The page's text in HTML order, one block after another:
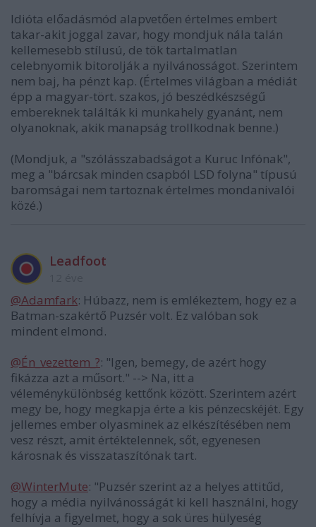
Idióta előadásmód alapvetően értelmes embert
takar-akit joggal zavar, hogy mondjuk nála talán
kellemesebb stílusú, de tök tartalmatlan
celebnyomik bitorolják a nyilvánosságot. Szerintem
nem baj, ha pénzt kap. (Értelmes világban a médiát
épp a magyar-tört. szakos, jó beszédkészségű
embereknek találták ki munkahely gyanánt, nem
olyanoknak, akik manapság trollkodnak benne.)
(Mondjuk, a "szólásszabadságot a Kuruc Infónak",
meg a "bárcsak minden csapból LSD folyna" típusú
baromságai nem tartoznak értelmes mondanivalói
közé.)
Leadfoot
@Adamfark: Húbazz, nem is emlékeztem, hogy ez a
Batman-szakértő Puzsér volt. Ez valóban sok
mindent elmond.
@Én_vezettem_?: "Igen, bemegy, de azért hogy
fikázza azt a műsort." --> Na, itt a
véleménykülönbség kettőnk között. Szerintem azért
megy be, hogy megkapja érte a kis pénzecskéjét. Egy
jellemes ember olyasminek az elkészítésében nem
vesz részt, amit értéktelennek, sőt, egyenesen
károsnak és visszataszítónak tart.
@WinterMute: "Puzsér szerint az a helyes attitűd,
hogy a média nyilvánosságát ki kell használni, hogy
felhívja a figyelmet, hogy a sok üres hülyeség